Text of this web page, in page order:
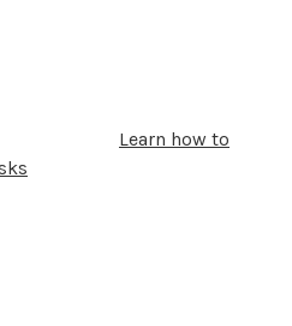
Learn how to